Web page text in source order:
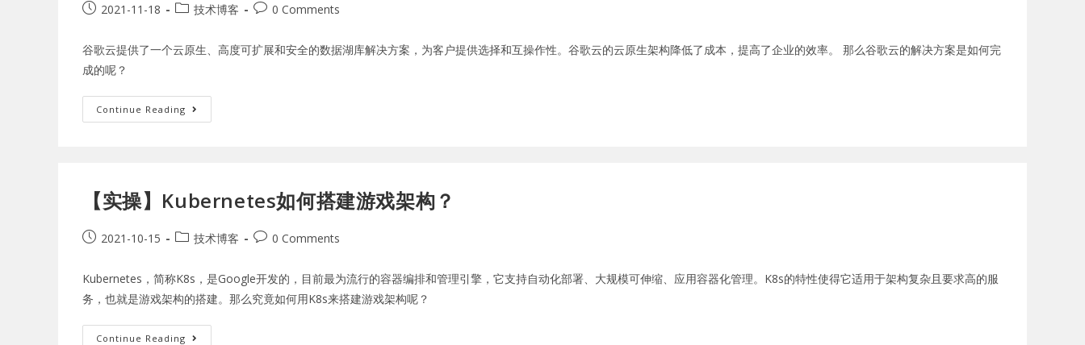
2021-11-18 技术博客 0 Comments
谷歌云提供了一个云原生、高度可扩展和安全的数据湖库解决方案，为客户提供选择和互操作性。谷歌云的云原生架构降低了成本，提高了企业的效率。 那么谷歌云的解决方案是如何完
成的呢？
Continue Reading
【实操】Kubernetes如何搭建游戏架构？
2021-10-15 技术博客 0 Comments
Kubernetes，简称K8s，是Google开发的，目前最为流行的容器编排和管理引擎，它支持自动化部署、大规模可伸缩、应用容器化管理。K8s的特性使得它适用于架构复杂且要求高的服
务，也就是游戏架构的搭建。那么究竟如何用K8s来搭建游戏架构呢？
Continue Reading